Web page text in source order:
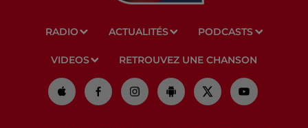
RADIO ACTUALITÉS PODCASTS
VIDEOS RETROUVEZ UNE CHANSON